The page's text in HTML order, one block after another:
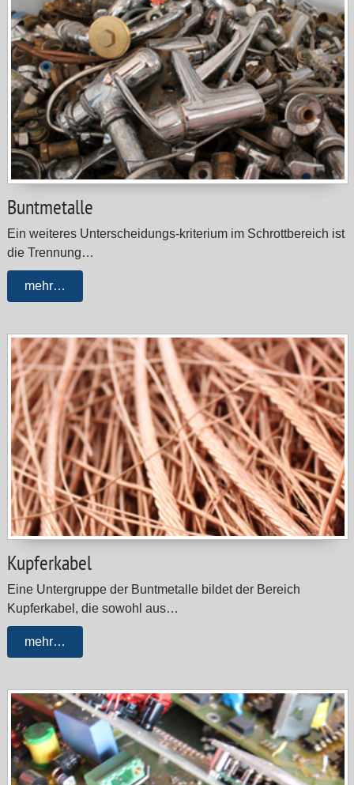
Buntmetalle
Ein weiteres Unterscheidungs-kriterium im Schrottbereich ist
die Trennung…
mehr…
Kupferkabel
Eine Untergruppe der Buntmetalle bildet der Bereich
Kupferkabel, die sowohl aus…
mehr…